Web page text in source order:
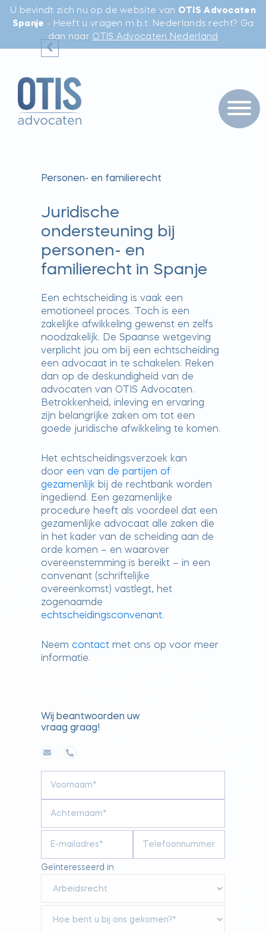
U bevindt zich nu op de website van OTIS Advocaten
Spanje - Heeft u vragen m.b.t. Nederlands recht? Ga
dan naar OTIS Advocaten Nederland
Personen- en familierecht
Juridische
ondersteuning bij
personen- en
familierecht in Spanje
Een echtscheiding is vaak een
emotioneel proces. Toch is een
zakelijke afwikkeling gewenst en zelfs
noodzakelijk. De Spaanse wetgeving
verplicht jou om bij een echtscheiding
een advocaat in te schakelen. Reken
dan op de deskundigheid van de
advocaten van OTIS Advocaten.
Betrokkenheid, inleving en ervaring
zijn belangrijke zaken om tot een
goede juridische afwikkeling te komen.
Het echtscheidingsverzoek kan
door een van de partijen of
gezamenlijk bij de rechtbank worden
ingediend. Een gezamenlijke
procedure heeft als voordeel dat een
gezamenlijke advocaat alle zaken die
in het kader van de scheiding aan de
orde komen – en waarover
overeenstemming is bereikt – in een
convenant (schriftelijke
overeenkomst) vastlegt, het
zogenaamde
echtscheidingsconvenant.
Neem contactmet ons op voor meer
informatie.
Wij beantwoorden uw
vraag graag!
Geïnteresseerd in